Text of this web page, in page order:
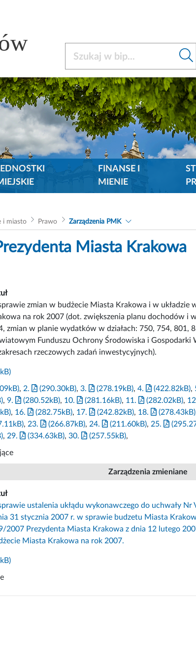
FINANSE I
MIENIE
i miasto Prawo Zarządzenia PMK
Miasta Krakowa
zmian w budżecie Miasta Krakowa i w układzie
na rok 2007 (dot. zwiększenia planu dochodów i
zmian w planie wydatków w działach: 750, 754, 801,
Funduszu Ochrony Środowiska i Gospodarki
rzeczowych zadań inwestycyjnych).
, 2. (290.30kB), 3. (278.19kB), 4. (422.82kB),
, 9. (280.52kB), 10. (281.16kB), 11. (282.02kB),
, 16. (282.75kB), 17. (242.82kB), 18. (278.43kB)
, 23. (266.87kB), 24. (211.60kB), 25.
, 29. (334.63kB), 30. (257.55kB),
Zarządzenia zmieniane
ustalenia ukłądu wykonawczego do uchwały
31 stycznia 2007 r. w sprawie budzetu Miasta
2007 Prezydenta Miasta Krakowa z dnia 12 lutego
Miasta Krakowa na rok 2007.